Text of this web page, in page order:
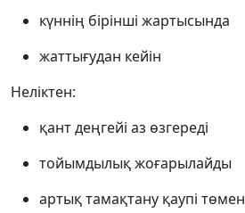
күннің бірінші жартысында
жаттығудан кейін
Неліктен:
қант деңгейі аз өзгереді
тойымдылық жоғарылайды
артық тамақтану қаупі төмен